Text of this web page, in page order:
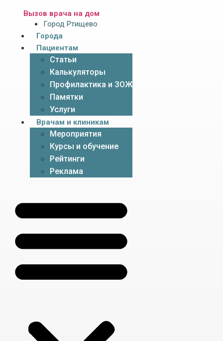
Вызов врача на дом
Город Ртищево
Города
Пациентам
Статьи
Калькуляторы
Профилактика и ЗОЖ
Памятки
Услуги
Врачам и клиникам
Мероприятия
Курсы и обучение
Рейтинги
Реклама